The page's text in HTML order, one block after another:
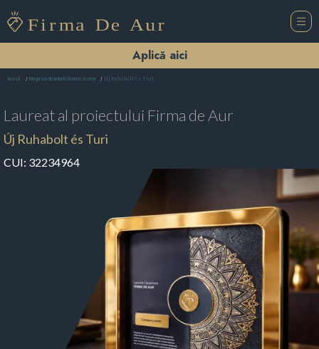
Aplică aici
Acasă Magazin de îmbrăcăminte Joseni Új Ruhabolt és Turi
Laureat al proiectului Firma de Aur
Új Ruhabolt és Turi
CUI: 32234964